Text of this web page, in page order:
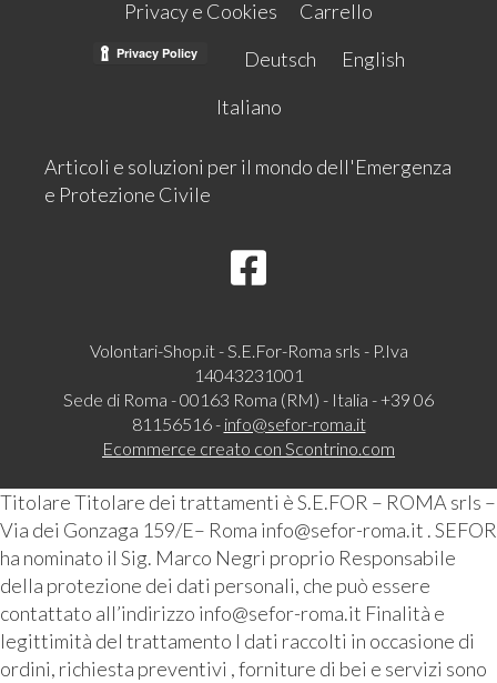
Privacy e Cookies
Carrello
Deutsch
English
Italiano
Articoli e soluzioni per il mondo dell'Emergenza
e Protezione Civile
Volontari-Shop.it - S.E.For-Roma srls - P.Iva
14043231001
Sede di Roma - 00163 Roma (RM) - Italia - +39 06
81156516 - info@sefor-roma.it
Ecommerce creato con Scontrino.com
Titolare Titolare dei trattamenti è S.E.FOR – ROMA srls –
Via dei Gonzaga 159/E– Roma info@sefor-roma.it . SEFOR
ha nominato il Sig. Marco Negri proprio Responsabile
della protezione dei dati personali, che può essere
contattato all’indirizzo info@sefor-roma.it Finalità e
legittimità del trattamento I dati raccolti in occasione di
ordini, richiesta preventivi , forniture di bei e servizi sono